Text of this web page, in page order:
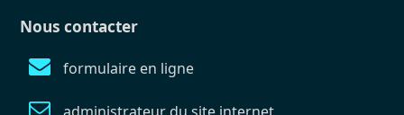
Nous contacter
formulaire en ligne